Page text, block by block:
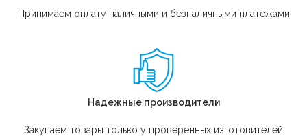
Принимаем оплату наличными и безналичными платежами
Надежные производители
Закупаем товары только у проверенных изготовителей